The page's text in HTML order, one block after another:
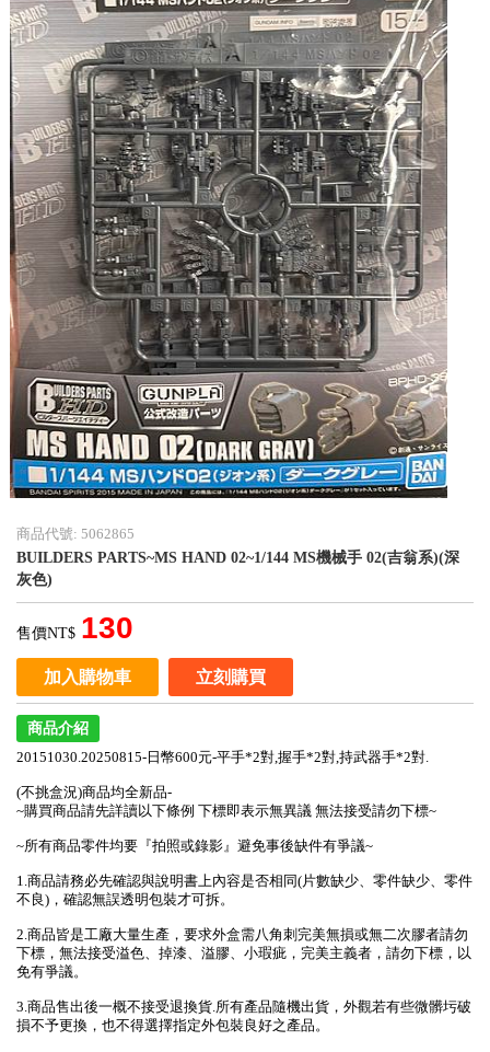
商品代號: 5062865
BUILDERS PARTS~MS HAND 02~1/144 MS機械手 02(吉翁系)(深
灰色)
售價NT$ 130
加入購物車 立刻購買
商品介紹
20151030.20250815-日幣600元-平手*2對,握手*2對,持武器手*2對.
(不挑盒況)商品均全新品-
~購買商品請先詳讀以下條例 下標即表示無異議 無法接受請勿下標~
~所有商品零件均要『拍照或錄影』避免事後缺件有爭議~
1.商品請務必先確認與說明書上內容是否相同(片數缺少、零件缺少、零件
不良)，確認無誤透明包裝才可拆。
2.商品皆是工廠大量生產，要求外盒需八角刺完美無損或無二次膠者請勿
下標，無法接受溢色、掉漆、溢膠、小瑕疵，完美主義者，請勿下標，以
免有爭議。
3.商品售出後一概不接受退換貨.所有產品隨機出貨，外觀若有些微髒圬破
損不予更換，也不得選擇指定外包裝良好之產品。